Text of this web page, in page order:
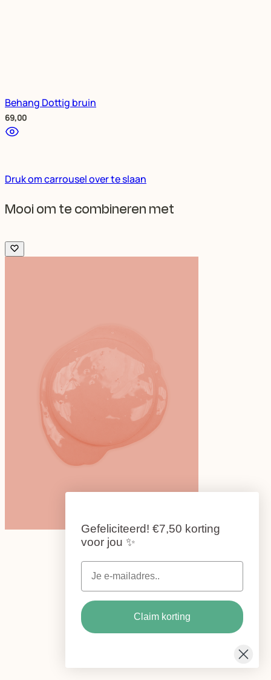
Behang Dottig bruin
69,00
Druk om carrousel over te slaan
Mooi om te combineren met
Gefeliciteerd! €7,50 korting
voor jou ✨
Claim korting